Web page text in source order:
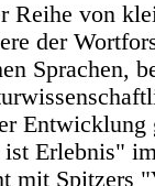
Reihe von
der
Sprachen,
Erlebnis"
mit Spitzers